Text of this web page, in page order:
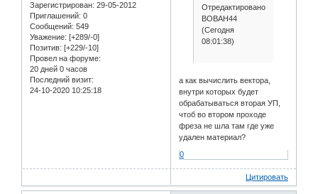
Зарегистрирован: 29-05-2012
Приглашений: 0
Сообщений: 549
Уважение: [+289/-0]
Позитив: [+229/-10]
Провел на форуме:
20 дней 0 часов
Последний визит:
24-10-2020 10:25:18
Отредактировано
BOBAH44
(Сегодня
08:01:38)
а как вычислить вектора,
внутри которых будет
обрабатываться вторая УП,
чтоб во втором проходе
фреза не шла там где уже
удален материал?
0
Цитировать